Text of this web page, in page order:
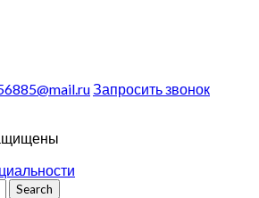
Запросить звонок
Search